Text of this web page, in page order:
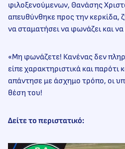
φιλοξενούμενων, Θανάσης
απευθύνθηκε προς την κερκίδα,
να σταματήσει να φωνάζει και
«Μη φωνάζετε! Κανένας δεν
είπε χαρακτηριστικά και παρότι
απάντησε με άσχημο τρόπο, οι
θέση του!
Δείτε το περιστατικό: